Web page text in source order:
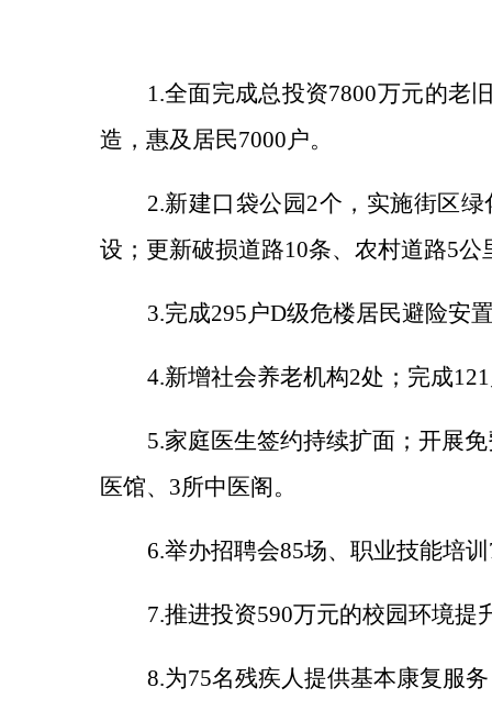
1.全面完成总投资7800万元的老
造，惠及居民7000户。
2.新建口袋公园2个，实施街区
设； 更新破损道路10条、 农村道路5公
3.完成295户D级危楼居民避险安
4.新增社会养老机构2处；完成
5.家庭医生签约持续扩面；开展免
医馆、3所中医阁。
6.举办招聘会85场、职业技能培
7.推进投资590万元的校园环境提
8.为75名残疾人提供基本康复服